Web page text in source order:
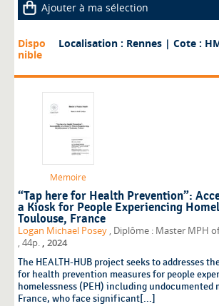
Ajouter à ma sélection
Dispo
nible
Localisation : Rennes | Cote :
Mémoire
“Tap here for Health Prevention”:
a Kiosk for People Experiencing
Toulouse, France
Logan Michael Posey , Diplôme : Master MPH
, 44p. , 2024
The HEALTH-HUB project seeks to addresses
for health prevention measures for people
homelessness (PEH) including undocumented
France, who face significant[...]